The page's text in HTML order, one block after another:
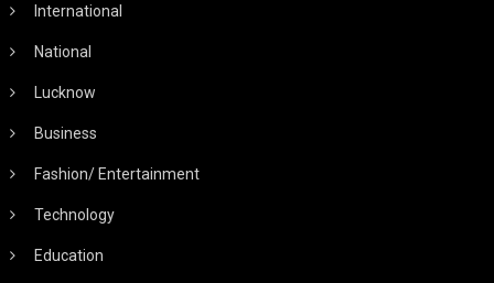
International
National
Lucknow
Business
Fashion/ Entertainment
Technology
Education